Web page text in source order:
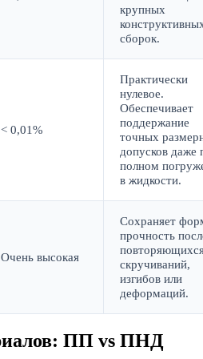
крупных
сборок.
< 0,01%
Практически
нулевое.
Обеспечивает
поддержание
точных
допусков даже
полном
в жидкости.
Очень высокая
Сохраняет
прочность
скручиваний,
изгибов или
деформаций.
ПП vs ПНД